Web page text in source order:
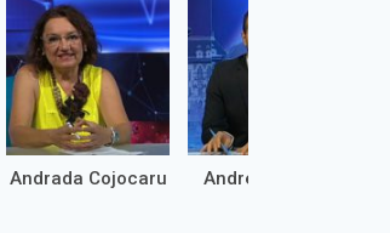
Andrada Cojocaru Andrei Marinaș